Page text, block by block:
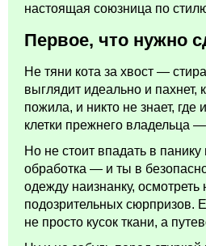
настоящая союзница по
Первое, что нужно
Не тяни кота за хвост —
выглядит идеально и пахнет,
пожила, и никто не знает,
клетки прежнего владельца
Но не стоит впадать в
обработка — и ты в
одежду наизнанку,
подозрительных сюрпризов.
не просто кусок ткани, а